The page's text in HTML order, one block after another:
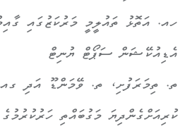
ހއ. އަތޮޅު ތައުލީމީ މަރުކަޒުގައި
އެޑިއުކޭޝަން ސަޕޯޓް ޔުނިޓް
ތ. ތިމަރަފުށި، ތ. ވޭމަންޑޫ އަދި
ކުރިއަށްގެންދިޔަ މަގުބައްތި